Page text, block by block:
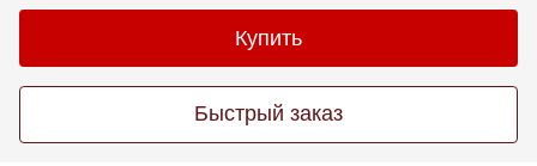
Купить
Быстрый заказ